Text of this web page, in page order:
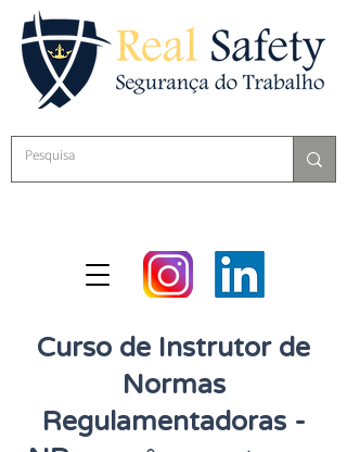
Curso de Instrutor de
Normas
Regulamentadoras -